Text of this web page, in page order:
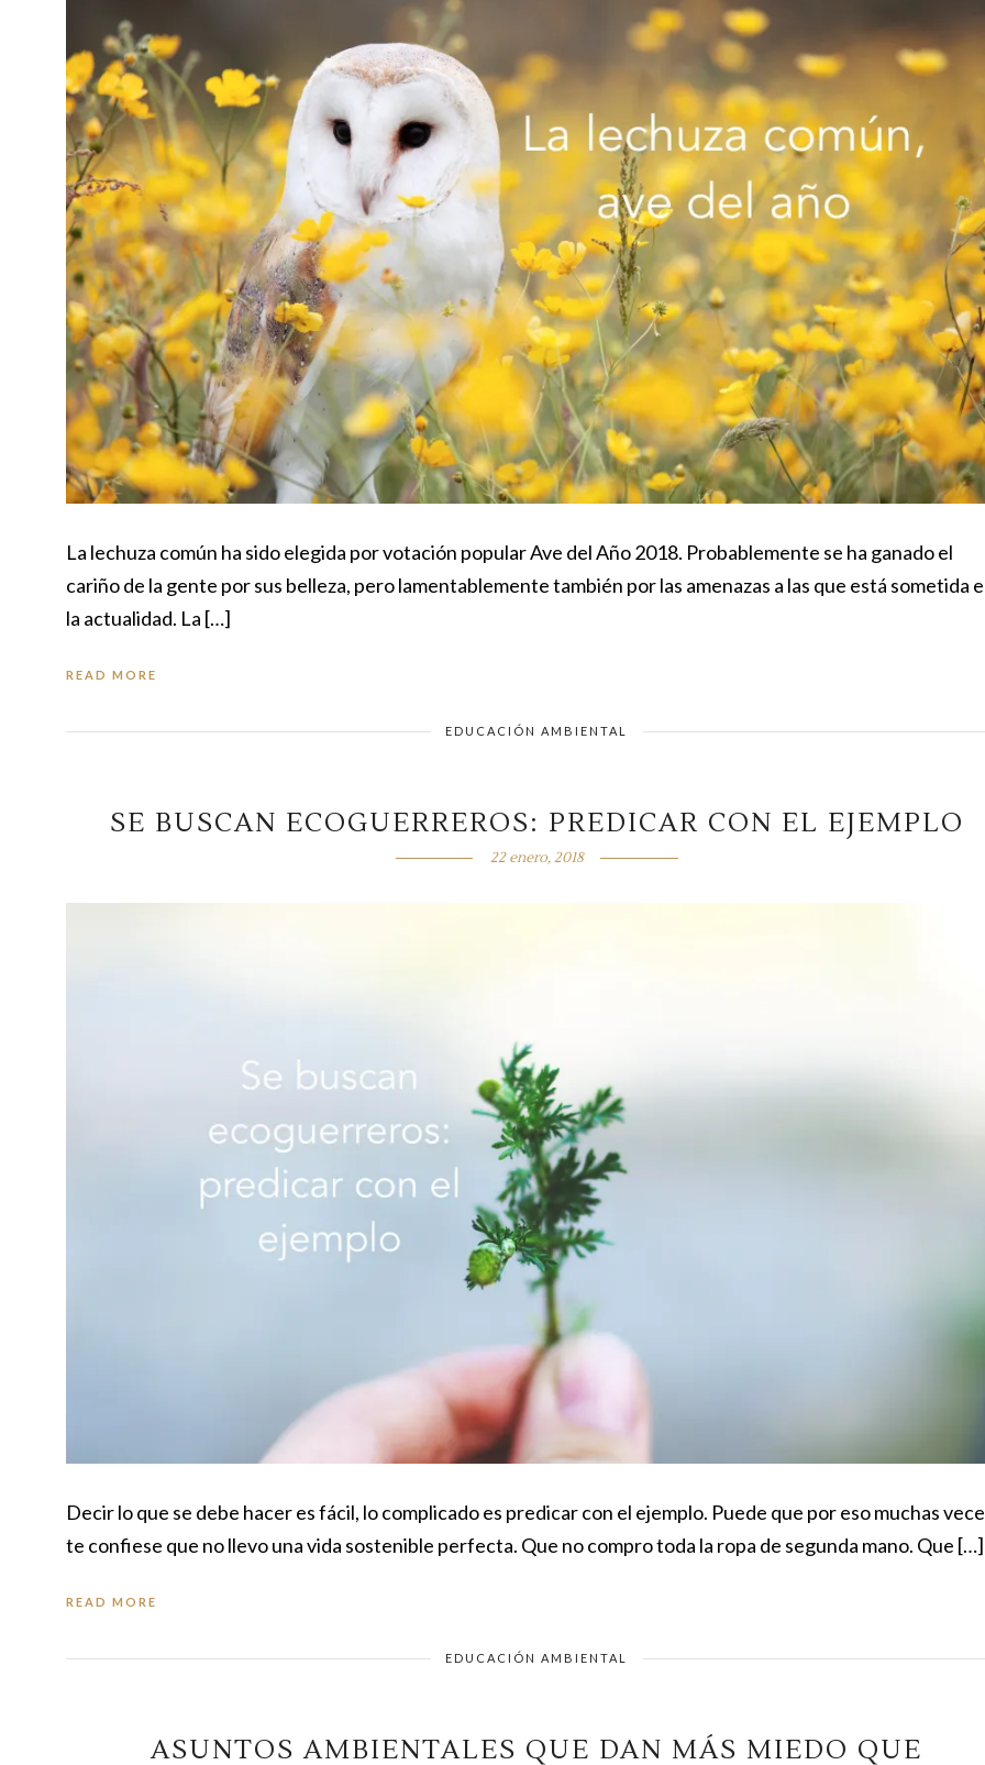
La lechuza común ha sido elegida por votación popular Ave del Año 2018. Probablemente se ha ganado el
cariño de la gente por sus belleza, pero lamentablemente también por las amenazas a las que está sometida
la actualidad. La […]
READ MORE
EDUCACIÓN AMBIENTAL
SE BUSCAN ECOGUERREROS: PREDICAR CON EL EJEMPLO
22 enero, 2018
Decir lo que se debe hacer es fácil, lo complicado es predicar con el ejemplo. Puede que por eso muchas
te confiese que no llevo una vida sostenible perfecta. Que no compro toda la ropa de segunda mano. Que […]
READ MORE
EDUCACIÓN AMBIENTAL
ASUNTOS AMBIENTALES QUE DAN MÁS MIEDO QUE